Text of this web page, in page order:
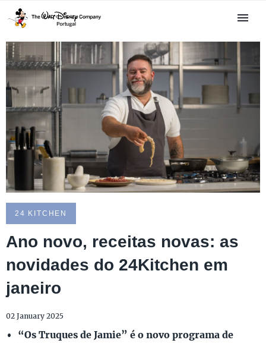
24 KITCHEN
Ano novo, receitas novas: as
novidades do 24Kitchen em
janeiro
02 January 2025
“Os Truques de Jamie” é o novo programa de